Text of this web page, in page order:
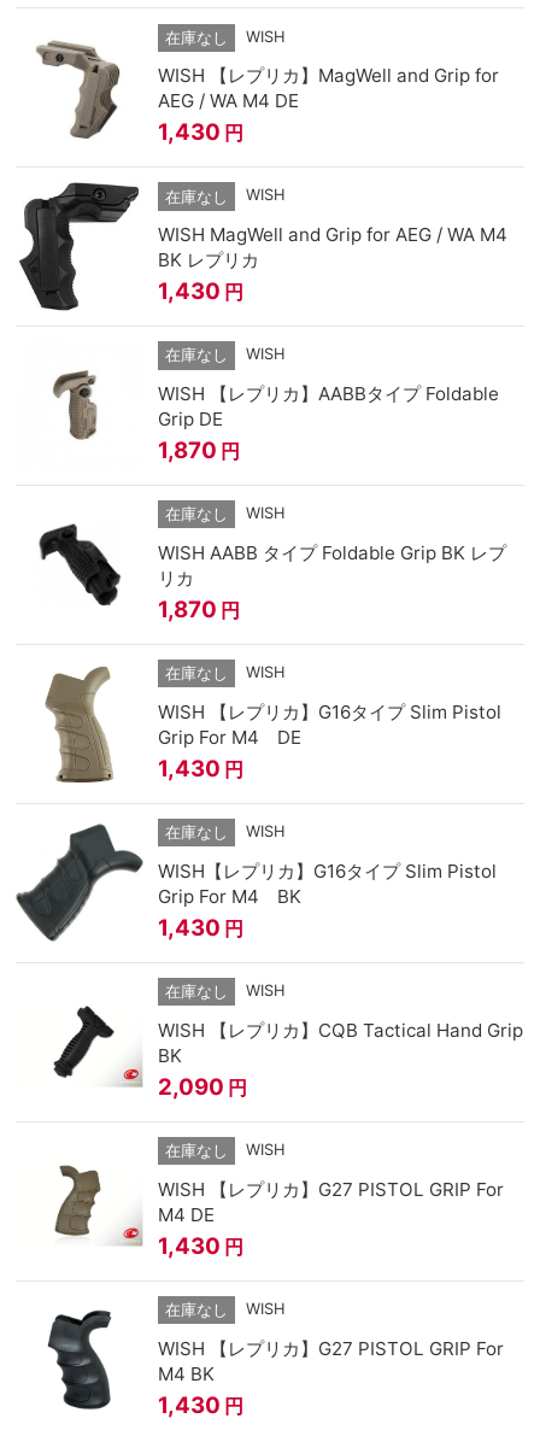
在庫なし WISH
WISH 【レプリカ】MagWell and Grip for
AEG / WA M4 DE
1,430 円
在庫なし WISH
WISH MagWell and Grip for AEG / WA M4
BK レプリカ
1,430 円
在庫なし WISH
WISH 【レプリカ】AABBタイプ Foldable
Grip DE
1,870 円
在庫なし WISH
WISH AABB タイプ Foldable Grip BK レプ
リカ
1,870 円
在庫なし WISH
WISH 【レプリカ】G16タイプ Slim Pistol
Grip For M4 DE
1,430 円
在庫なし WISH
WISH【レプリカ】G16タイプ Slim Pistol
Grip For M4 BK
1,430 円
在庫なし WISH
WISH 【レプリカ】CQB Tactical Hand Grip
BK
2,090 円
在庫なし WISH
WISH 【レプリカ】G27 PISTOL GRIP For
M4 DE
1,430 円
在庫なし WISH
WISH 【レプリカ】G27 PISTOL GRIP For
M4 BK
1,430 円